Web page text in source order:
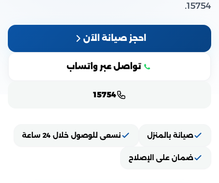
15754.
احجز صيانة الآن
تواصل عبر واتساب
15754
صيانة بالمنزل نسعى للوصول خلال 24 ساعة
ضمان على الإصلاح